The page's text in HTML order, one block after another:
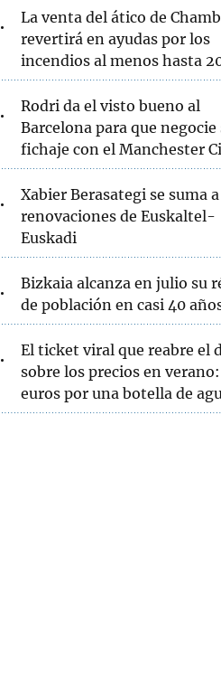
La venta del ático de
revertirá en ayudas por los
incendios al menos hasta
Rodri da el visto bueno al
Barcelona para que negocie
fichaje con el Manchester
Xabier Berasategi se suma
renovaciones de Euskaltel-
Euskadi
Bizkaia alcanza en julio su
de población en casi 40
El ticket viral que reabre el
sobre los precios en
euros por una botella de